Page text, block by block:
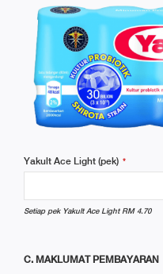
Yakult Ace Light (pek) *
Setiap pek Yakult Ace Light RM 4.70
C. MAKLUMAT PEMBAYARAN